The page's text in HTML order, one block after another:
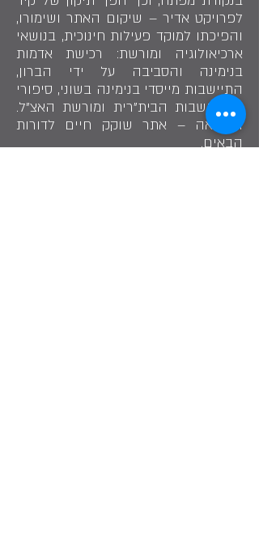
לפרויקט אדיר – שיקום האתר ושימורו,
והפיכתו למוקד פעילות חינוכית, בנושאי
ארכיאולוגיה ומורשת: רכישת אדמות
בנימינה והסביבה על ידי הברון,
התיישבות מייסדי בנימינה בשוני, סיפורי
ההתיישבות הבית"רית ומורשת האצ"ל.
התוצאה – אתר שוקק חיים לדורות
הבאים.